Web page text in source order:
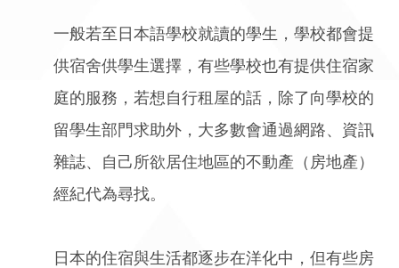
一般若至日本語學校就讀的學生，學校都會提
供宿舍供學生選擇，有些學校也有提供住宿家
庭的服務，若想自行租屋的話，除了向學校的
留學生部門求助外，大多數會通過網路、資訊
雜誌、自己所欲居住地區的不動產（房地產）
經紀代為尋找。
日本的住宿與生活都逐步在洋化中，但有些房